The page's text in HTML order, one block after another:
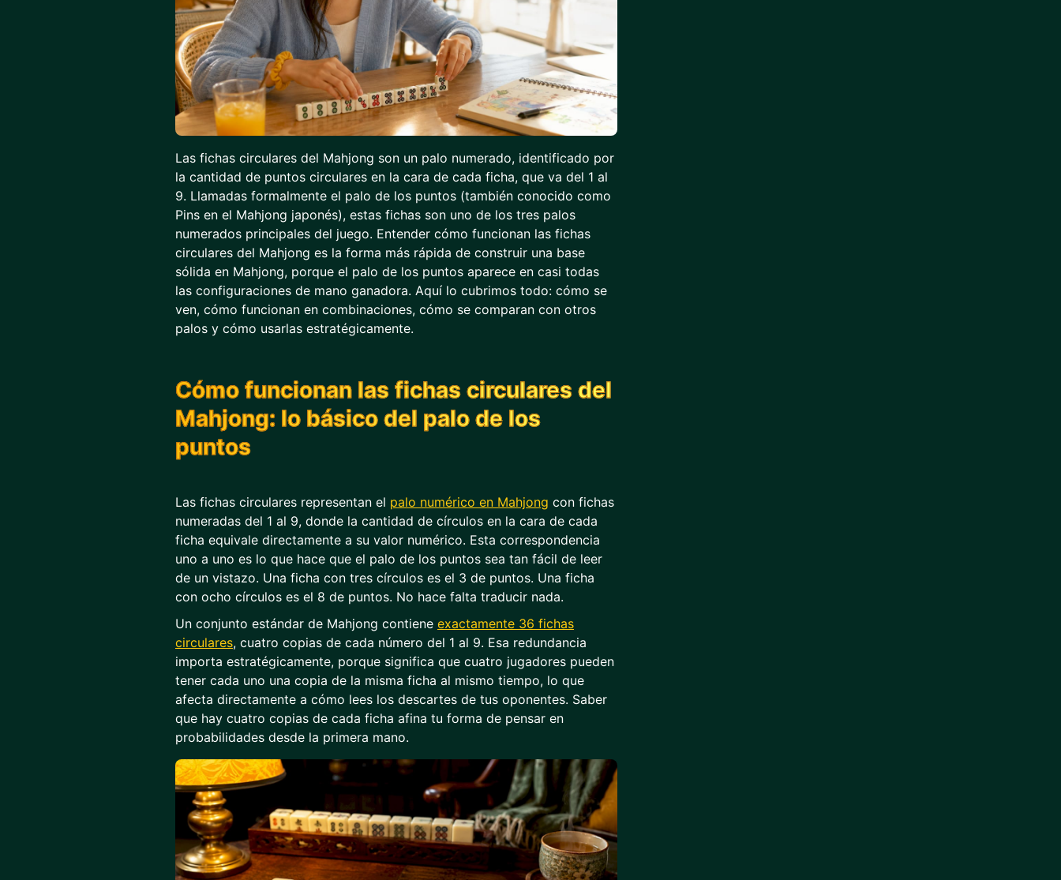
Las fichas circulares del Mahjong son un palo numerado, identificado por
la cantidad de puntos circulares en la cara de cada ficha, que va del 1 al
9. Llamadas formalmente el palo de los puntos (también conocido como
Pins en el Mahjong japonés), estas fichas son uno de los tres palos
numerados principales del juego. Entender cómo funcionan las fichas
circulares del Mahjong es la forma más rápida de construir una base
sólida en Mahjong, porque el palo de los puntos aparece en casi todas
las configuraciones de mano ganadora. Aquí lo cubrimos todo: cómo se
ven, cómo funcionan en combinaciones, cómo se comparan con otros
palos y cómo usarlas estratégicamente.
Cómo funcionan las fichas circulares del
Mahjong: lo básico del palo de los
puntos
Las fichas circulares representan el palo numérico en Mahjong con fichas
numeradas del 1 al 9, donde la cantidad de círculos en la cara de cada
ficha equivale directamente a su valor numérico. Esta correspondencia
uno a uno es lo que hace que el palo de los puntos sea tan fácil de leer
de un vistazo. Una ficha con tres círculos es el 3 de puntos. Una ficha
con ocho círculos es el 8 de puntos. No hace falta traducir nada.
Un conjunto estándar de Mahjong contiene exactamente 36 fichas
circulares, cuatro copias de cada número del 1 al 9. Esa redundancia
importa estratégicamente, porque significa que cuatro jugadores pueden
tener cada uno una copia de la misma ficha al mismo tiempo, lo que
afecta directamente a cómo lees los descartes de tus oponentes. Saber
que hay cuatro copias de cada ficha afina tu forma de pensar en
probabilidades desde la primera mano.